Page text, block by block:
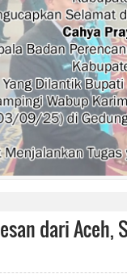
dari Aceh,